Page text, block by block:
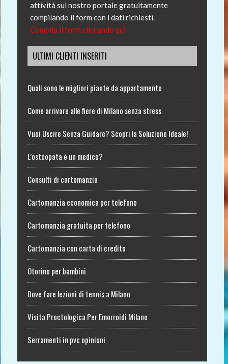
attività sul nostro portale gratuitamente
compilando il form con i dati richiesti.
Compila il form cliccando qui
ULTIMI CLIENTI INSERITI
Quali sono le migliori piante da appartamento
Come arrivare alle fiere di Milano senza stress
Vuoi Uscire Senza Guidare? Scopri la Soluzione Ideale!
L’osteopata è un medico?
Consulti di cartomanzia
Cartomanzia economica per telefono
Cartomanzia gratuita per telefono
Cartomanzia con carta di credito
Otorino per bambini
Dove fare lezioni di tennis a Milano
Visita Proctologica Per Emorroidi Milano
Serramenti in pvc opinioni